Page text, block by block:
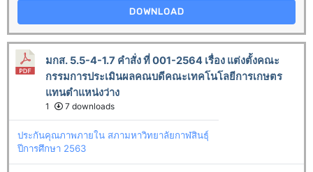
DOWNLOAD
มกส. 5.5-4-1.7 คำสั่ง ที่ 001-2564 เรื่อง แต่งตั้งคณะ
กรรมการประเมินผลคณบดีคณะเทคโนโลยีการเกษตร
แทนตำแหน่งว่าง
1 7 downloads
ประกันคุณภาพภายใน สภามหาวิทยาลัยกาฬสินธุ์
ปีการศึกษา 2563